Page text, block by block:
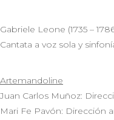
Gabriele Leone (1735 –
Cantata a voz sola y
Artemandoline
Juan Carlos Muñoz:
Mari Fe Pavón: Dirección